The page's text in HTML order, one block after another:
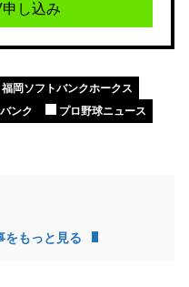
し込み
福岡ソフトバンクホークス
ンク
プロ野球ニュース
をもっと見る